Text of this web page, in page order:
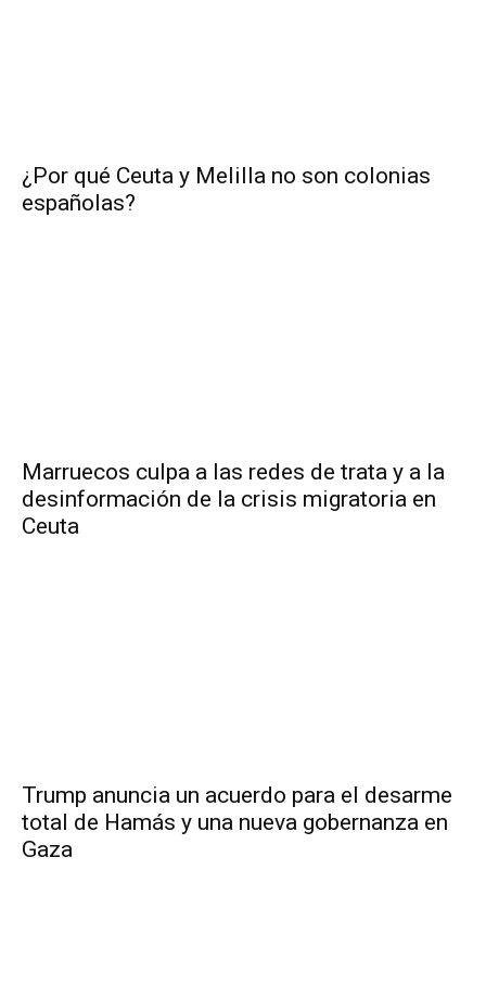
¿Por qué Ceuta y Melilla no son colonias
españolas?
Marruecos culpa a las redes de trata y a la
desinformación de la crisis migratoria en
Ceuta
Trump anuncia un acuerdo para el desarme
total de Hamás y una nueva gobernanza en
Gaza